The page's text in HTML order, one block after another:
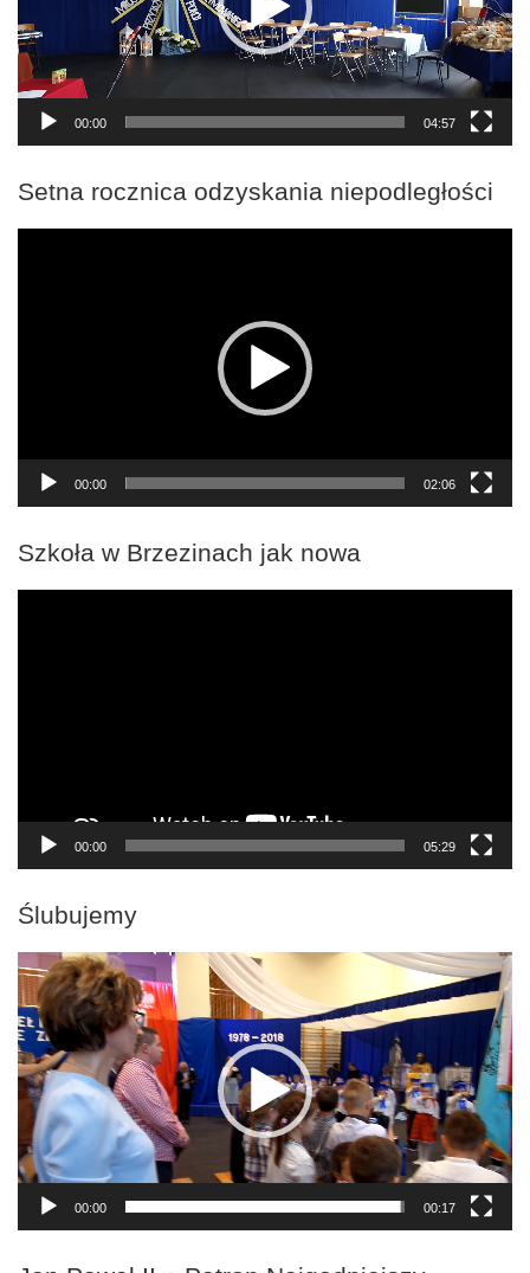
00:00 04:57
Setna rocznica odzyskania niepodległości
00:00 02:06
Szkoła w Brzezinach jak nowa
00:00 05:29
Ślubujemy
Odtwarzacz
video
00:00 00:17